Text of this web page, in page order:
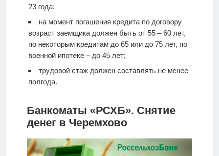
23 года;
на момент погашения кредита по договору
возраст заемщика должен быть от 55 – 60 лет,
по некоторым кредитам до 65 или до 75 лет, по
военной ипотеке – до 45 лет;
трудовой стаж должен составлять не менее
полгода.
Банкоматы «РСХБ». Снятие
денег в Черемхово